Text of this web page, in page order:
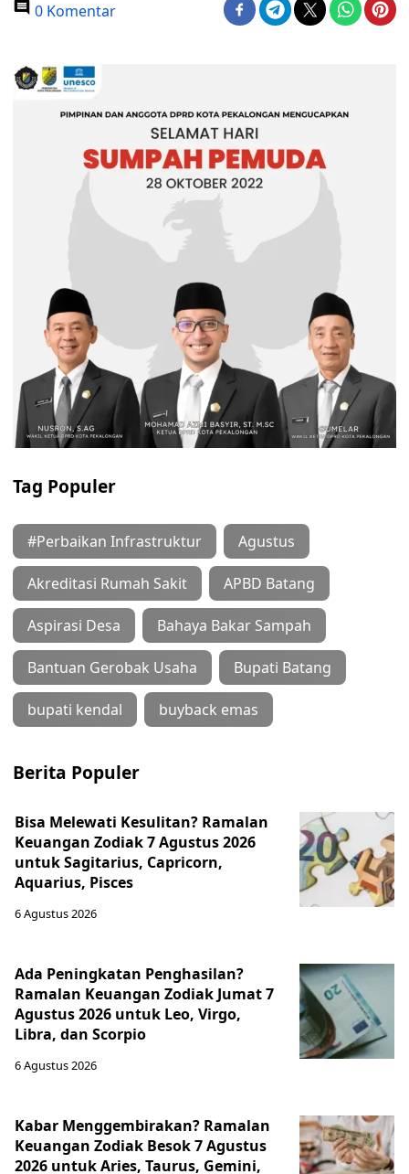
0 Komentar
Tag Populer
#Perbaikan Infrastruktur Agustus
Akreditasi Rumah Sakit APBD Batang
Aspirasi Desa Bahaya Bakar Sampah
Bantuan Gerobak Usaha Bupati Batang
bupati kendal buyback emas
Berita Populer
Bisa Melewati Kesulitan? Ramalan
Keuangan Zodiak 7 Agustus 2026
untuk Sagitarius, Capricorn,
Aquarius, Pisces
6 Agustus 2026
Ada Peningkatan Penghasilan?
Ramalan Keuangan Zodiak Jumat 7
Agustus 2026 untuk Leo, Virgo,
Libra, dan Scorpio
6 Agustus 2026
Kabar Menggembirakan? Ramalan
Keuangan Zodiak Besok 7 Agustus
2026 untuk Aries, Taurus, Gemini,